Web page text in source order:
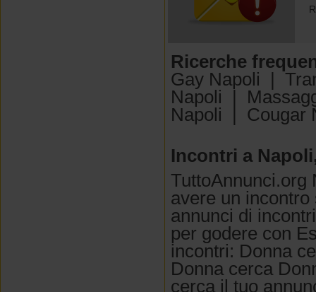
Ricerche
Gay Napoli
Napoli
Napoli
Cougar
Incontri a
TuttoAnnunci.org
avere un
annunci di
per godere con
incontri: Donna
Donna cerca
cerca il tuo